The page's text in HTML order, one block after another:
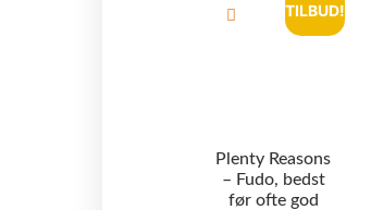
TILBUD!
Plenty Reasons
– Fudo, bedst
før ofte god